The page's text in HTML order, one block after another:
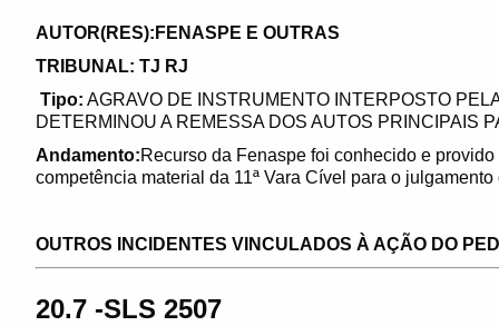
AUTOR(RES):FENASPE E OUTRAS
TRIBUNAL: TJ RJ
Tipo: AGRAVO DE INSTRUMENTO INTERPOSTO
DETERMINOU A REMESSA DOS AUTOS PRINCIPAIS
Andamento:Recurso da Fenaspe foi conhecido e
competência material da 11ª Vara Cível para o
OUTROS INCIDENTES VINCULADOS À AÇÃO DO
20.7 -SLS 2507